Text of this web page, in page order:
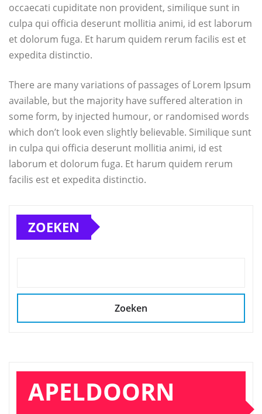
occaecati cupiditate non provident, similique sunt in
culpa qui officia deserunt mollitia animi, id est laborum
et dolorum fuga. Et harum quidem rerum facilis est et
expedita distinctio.
There are many variations of passages of Lorem Ipsum
available, but the majority have suffered alteration in
some form, by injected humour, or randomised words
which don’t look even slightly believable. Similique sunt
in culpa qui officia deserunt mollitia animi, id est
laborum et dolorum fuga. Et harum quidem rerum
facilis est et expedita distinctio.
ZOEKEN
Zoeken
APELDOORN